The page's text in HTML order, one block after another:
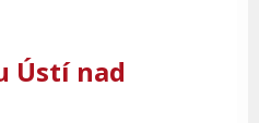
Ústí nad